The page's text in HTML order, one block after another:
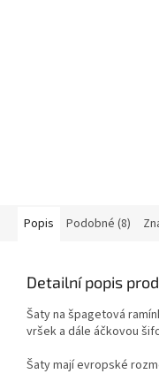
Popis Podobné (8)
Detailní popis
Šaty na špagetová
vršek a dále áčkovou
Šaty mají evropské